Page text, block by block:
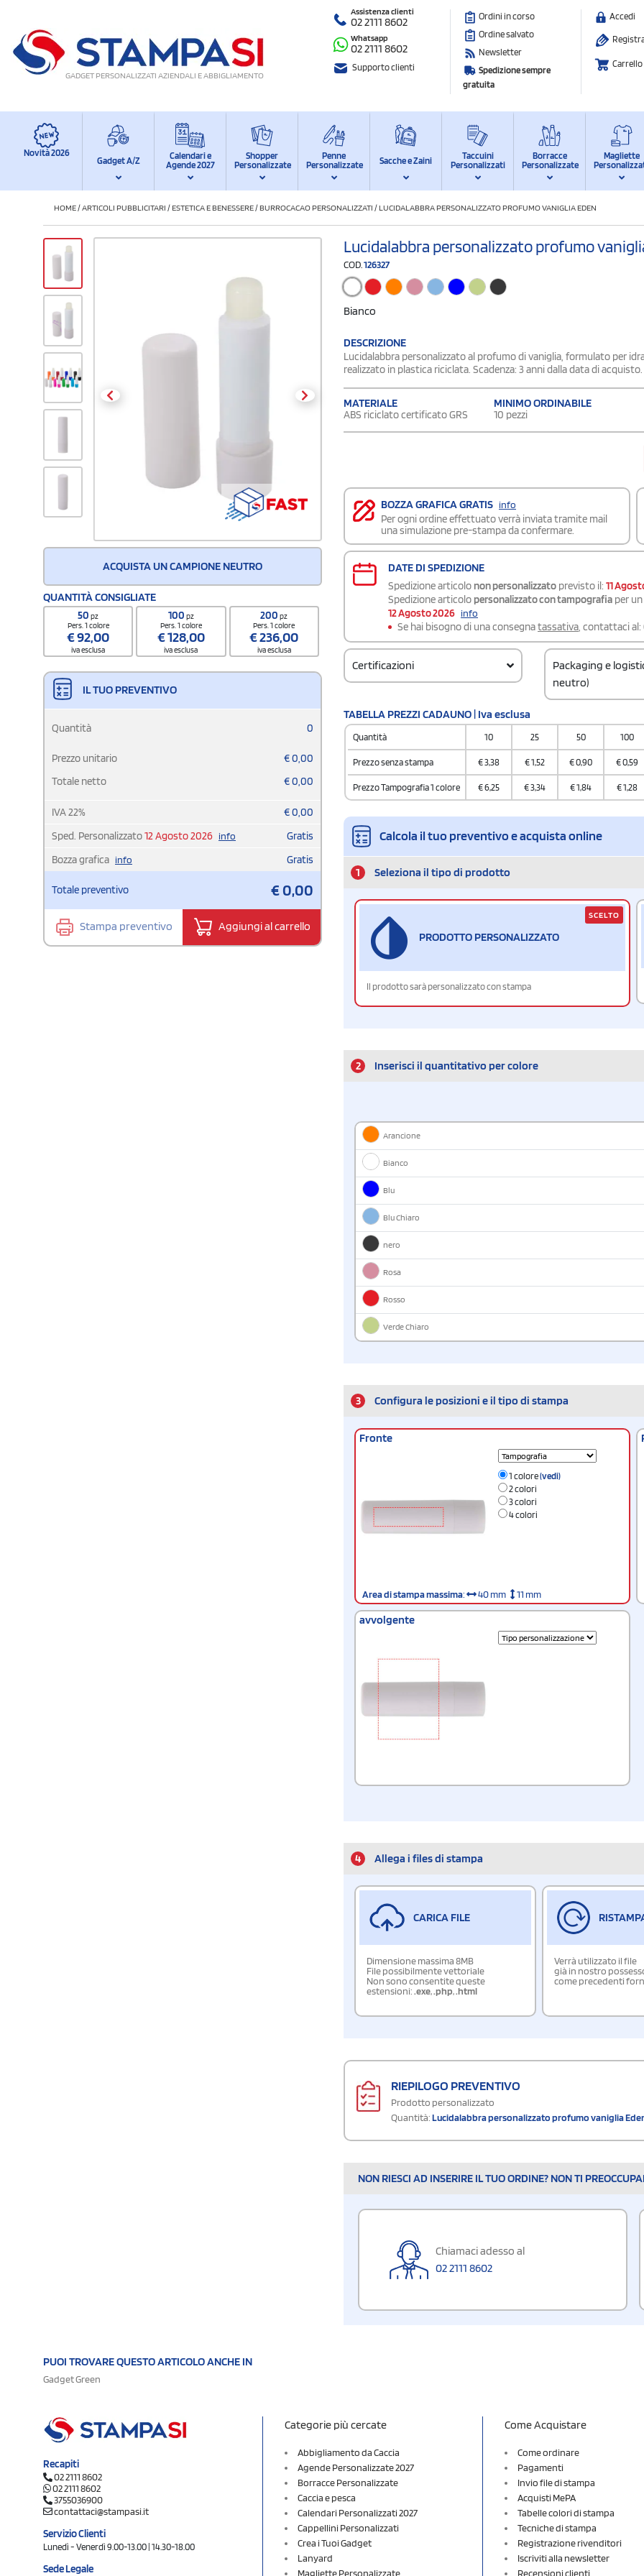
GADGET PERSONALIZZATI AZIENDALI E ABBIGLIAMENTO
Assistenza clienti
02 2111 8602
Whatsapp
02 2111 8602
Supporto clienti
Ordini in corso
Ordine salvato
Newsletter
Spedizione sempre
gratuita
Accedi
Carrello
Novità 2026
Gadget A/Z
Calendari e
Agende 2027
Shopper
Personalizzate
Penne
Personalizzate
Sacche e Zaini
Taccuini
Personalizzati
Borracce
Personalizzate
Magliette
HOME/ARTICOLI PUBBLICITARI /ESTETICA E BENESSERE/BURROCACAO PERSONALIZZATI /LUCIDALABBRA PERSONALIZZATO PROFUMO VANIGLIA EDEN
ACQUISTA UN CAMPIONE NEUTRO
QUANTITÀ CONSIGLIATE
50pz
Pers. 1 colore
€92,00
iva esclusa
100 pz
Pers. 1 colore
€128,00
iva esclusa
200pz
Pers. 1 colore
€236,00
iva esclusa
IL TUO PREVENTIVO
Quantità 0
Prezzo unitario €0,00
Totale netto
€0,00
IVA22% €0,00
Sped. Personalizzato12 Agosto 2026 info
Gratis
Bozza grafica info Gratis
Totale preventivo €0,00
Stampa preventivo Aggiungi al carrello
Lucidalabbra personalizzato profumo
COD. 126327
Bianco
DESCRIZIONE
Lucidalabbra personalizzato al profumo di vaniglia, formulato per
realizzato in plastica riciclata. Scadenza: 3 anni dalla data di acquisto.
MATERIALE
ABS riciclato certificato GRS
MINIMO ORDINABILE
10 pezzi
BOZZA GRAFICA GRATIS info
Per ogni ordine effettuato verrà inviata tramite mail
una simulazione pre-stampa da confermare.
DATE DI SPEDIZIONE
Spedizione articolo non personalizzato previsto il: 11
Spedizione articolo personalizzato con tampografia per
12 Agosto 2026 info
Se hai bisogno di una consegnatassativa , contattaci al:
Certificazioni
Packaging e
neutro)
Quantità per
50 / Inner carton
Quantità per scatola
500
TABELLA PREZZI CADAUNO | Iva esclusa
Quantità 10 25 50 100
Prezzo senza stampa €3,38 €1,52 €0,90 €0,59
Prezzo Tampografia 1 colore €6,25 €3,34 €1,84 €1,28
Calcola il tuo preventivo e acquista online
1 Seleziona il tipo di prodotto
PRODOTTO PERSONALIZZATO
Il prodotto sarà personalizzato con stampa
SCELTO
2 Inserisci il quantitativo per colore
Arancione
Bianco
Blu
Blu Chiaro
nero
Rosa
Rosso
Verde Chiaro
3 Configura le posizioni e il tipo di stampa
Fronte
1 colore(vedi)
2 colori
3 colori
4 colori
Area di stampa massima: 40 mm 11 mm
avvolgente
4 Allega i files di stampa
CARICA FILE
Dimensione massima 8MB
File possibilmente vettoriale
Non sono consentite queste
estensioni:.exe,.php,.html
Verrà utilizzato il file
già in nostro
come precedenti
RIEPILOGO PREVENTIVO
Prodotto personalizzato
Quantità:Lucidalabbra personalizzato profumo vaniglia
NON RIESCI AD INSERIRE IL TUO ORDINE? NON TI
Chiamaci adesso al
02 2111 8602
PUOI TROVARE QUESTO ARTICOLO ANCHE IN
Gadget Green
Recapiti
02 2111 8602
02 2111 8602
3755036900
contattaci@stampasi.it
Servizio Clienti
Lunedì - Venerdì 9.00-13.00 | 14.30-18.00
Sede Legale
Categorie più cercate
Abbigliamento da Caccia
Agende Personalizzate 2027
Borracce Personalizzate
Caccia e pesca
Calendari Personalizzati 2027
Cappellini Personalizzati
Crea i Tuoi Gadget
Lanyard
Magliette Personalizzate
Come Acquistare
Come ordinare
Pagamenti
Invio file di stampa
Acquisti MePA
Tabelle colori di stampa
Tecniche di stampa
Registrazione rivenditori
Iscriviti alla newsletter
Recensioni clienti